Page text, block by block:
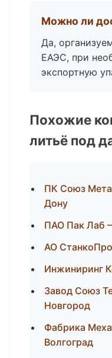
Можно ли
Да,
ЕАЭС, при
экспортную
Похожие
литьё под
ПК Союз
Дону
ПАО Пак Лаб
АО
Инжиниринг
Завод Союз
Новгород
Фабрика
Волгоград